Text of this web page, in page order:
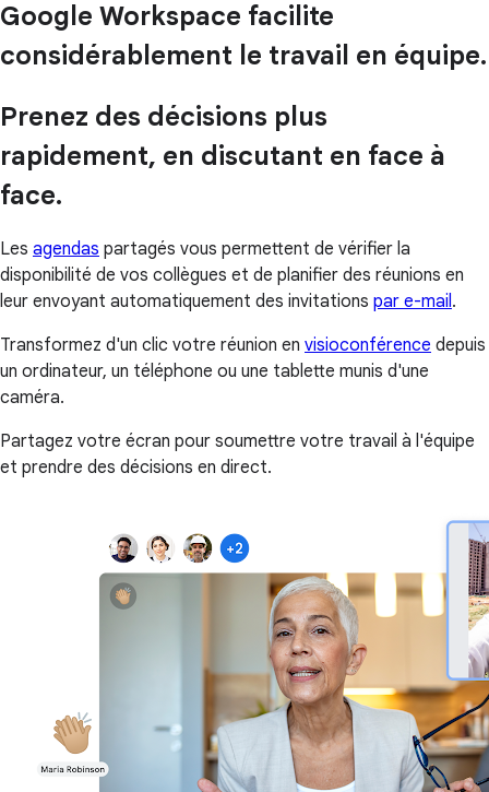
Google Workspace facilite
considérablement le travail en équipe.
Prenez des décisions plus
rapidement, en discutant en face à
face.
Les agendas partagés vous permettent de vérifier la
disponibilité de vos collègues et de planifier des réunions en
leur envoyant automatiquement des invitations par e-mail.
Transformez d'un clic votre réunion en visioconférence depuis
un ordinateur, un téléphone ou une tablette munis d'une
caméra.
Partagez votre écran pour soumettre votre travail à l'équipe
et prendre des décisions en direct.